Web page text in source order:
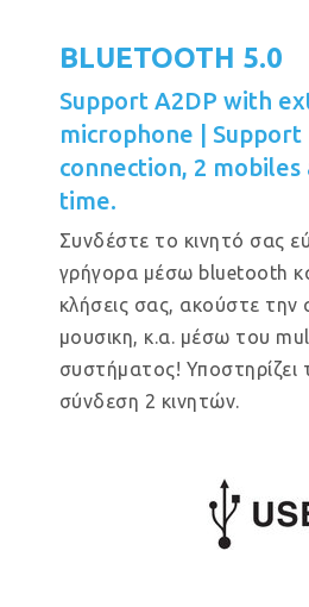
BLUETOOTH 5.0
Support A2DP with
microphone |
connection, 2 mobiles
time.
Συνδέστε το κινητό σας
γρήγορα μέσω bluetooth
κλήσεις σας, ακούστε την
μουσικη, κ.α. μέσω του
συστήματος! Υποστηρίζει
σύνδεση 2 κινητών.